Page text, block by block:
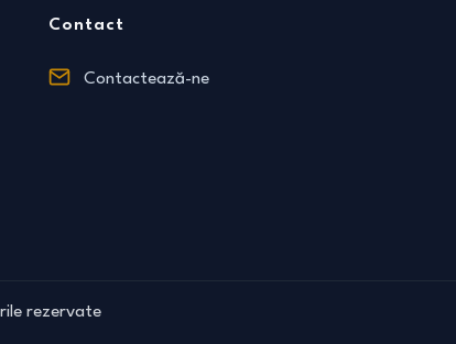
Contact
Contactează-ne
rezervate